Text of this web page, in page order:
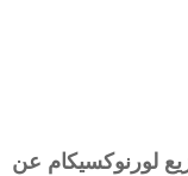
لورنوكسيكام عن